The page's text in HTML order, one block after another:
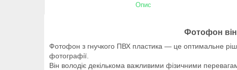
Опис
Фотофон
Фотофон з гнучкого ПВХ пластика — це оптимальне
фотографії.
Він володіє декількома важливими фізичними